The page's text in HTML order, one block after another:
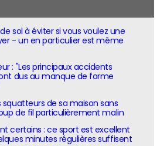
sol à éviter si vous voulez une
- un en particulier est même
: "Les principaux accidents
dus au manque de forme
squatteurs de sa maison sans
de fil particulièrement malin
certains : ce sport est excellent
minutes régulières suffisent